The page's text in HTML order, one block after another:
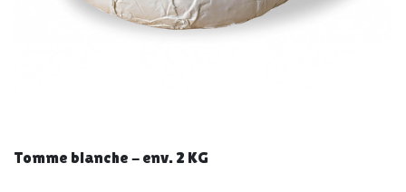
Tomme blanche - env. 2 KG